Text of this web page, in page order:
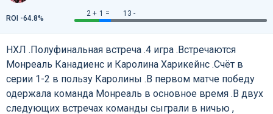
2 + 1 = 13 -
ROI -64.8%
НХЛ .Полуфинальная встреча .4 игра .Встречаются
Монреаль Канадиенс и Каролина Харикейнс .Счёт в
серии 1-2 в пользу Каролины .В первом матче победу
одержала команда Монреаль в основное время .В двух
следующих встречах команды сыграли в ничью ,